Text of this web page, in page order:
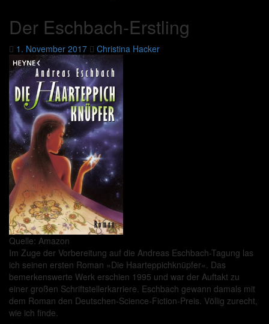
Der Eschbach-Erstling
1. November 2017 Christina Hacker
Quelle: Amazon
Im Zuge der Vorbereitung auf die Andreas Eschbach-Tagung las
ich seinen ersten Roman »Die Haarteppichknüpfer«. Das
bemerkenswerte Werk erschien 1995 und war der Auftakt zu
einer großen Schriftstellerkarriere. Eschbach gewann damals mit
dem Roman den Deutschen-Science-Fiction-Preis. Völlig zurecht,
wie ich finde.